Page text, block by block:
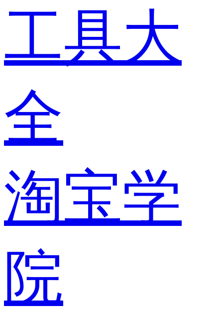
工具大
全
淘宝学
院